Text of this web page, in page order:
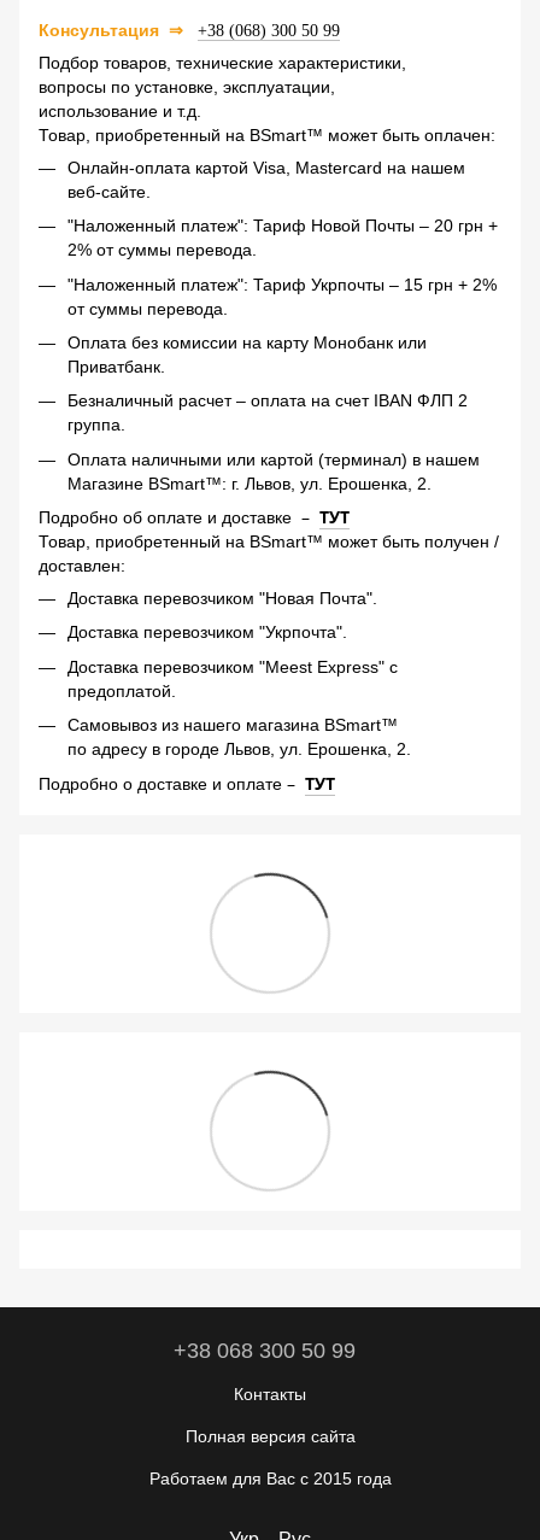
Консультация ⇒ +38 (068) 300 50 99
Подбор товаров, технические характеристики,
вопросы по установке, эксплуатации,
использование и т.д.
Товар, приобретенный на BSmart™ может быть оплачен:
Онлайн-оплата картой Visa, Mastercard на нашем
веб-сайте.
"Наложенный платеж": Тариф Новой Почты – 20 грн +
2% от суммы перевода.
"Наложенный платеж": Тариф Укрпочты – 15 грн + 2%
от суммы перевода.
Оплата без комиссии на карту Монобанк или
Приватбанк.
Безналичный расчет – оплата на счет IBAN ФЛП 2
группа.
Оплата наличными или картой (терминал) в нашем
Магазине BSmart™: г. Львов, ул. Ерошенка, 2.
Подробно об оплате и доставке – ТУТ
Товар, приобретенный на BSmart™ может быть получен /
доставлен:
Доставка перевозчиком "Новая Почта".
Доставка перевозчиком "Укрпочта".
Доставка перевозчиком "Meest Express" с
предоплатой.
Самовывоз из нашего магазина BSmart™
по адресу в городе Львов, ул. Ерошенка, 2.
Подробно о доставке и оплате – ТУТ
+38 068 300 50 99
Контакты
Полная версия сайта
Работаем для Вас с 2015 года